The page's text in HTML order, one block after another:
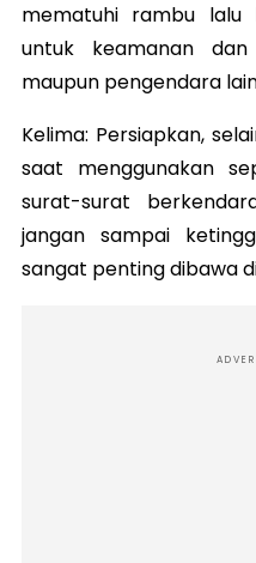
mematuhi rambu lalu
untuk keamanan
maupun pengendara
Kelima: Persiapkan,
saat menggunakan
surat-surat
jangan sampai
sangat penting dibawa